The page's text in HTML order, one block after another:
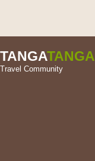
TANGATANGA
Travel Community